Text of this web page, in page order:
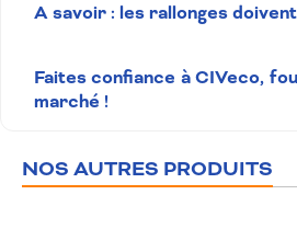
A savoir : les rallonges
Faites confiance à CIVeco,
marché !
NOS AUTRES PRODUITS